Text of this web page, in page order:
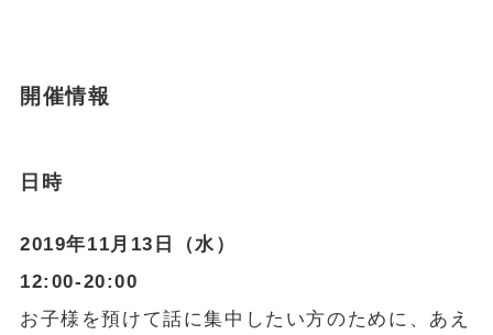
開催情報
日時
2019年11月13日（水）
12:00-20:00
お子様を預けて話に集中したい方のために、あえ